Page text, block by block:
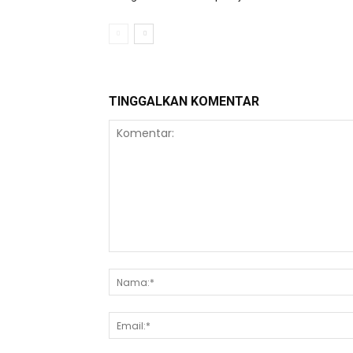
TINGGALKAN KOMENTAR